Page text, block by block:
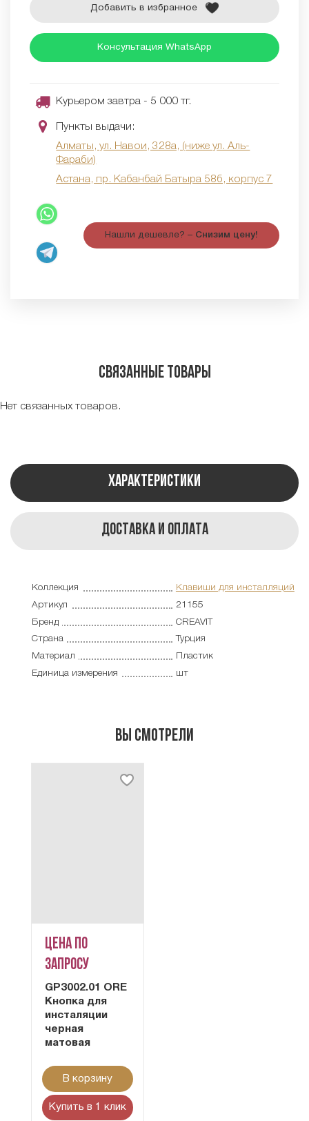
Добавить в избранное
Консультация WhatsApp
Курьером завтра - 5 000 тг.
Пункты выдачи:
Алматы, ул. Навои, 328а, (ниже ул. Аль-
Фараби)
Астана, пр. Кабанбай Батыра 58б, корпус 7
Нашли дешевле? – Снизим цену!
Связанные товары
Нет связанных товаров.
Характеристики
Доставка и оплата
Коллекция
Клавиши для инсталляций
Артикул
21155
Бренд
CREAVIT
Страна
Турция
Материал
Пластик
Единица измерения
шт
Вы смотрели
Цена по
запросу
GP3002.01 ORE
Кнопка для
инсталяции
черная
матовая
В корзину
Купить в 1 клик